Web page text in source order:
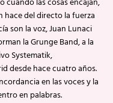
hace del directo la fuerza
son la voz, Juan Lunaci
la Grunge Band, a la
Systematik,
desde hace cuatro años.
en las voces y la
en palabras.